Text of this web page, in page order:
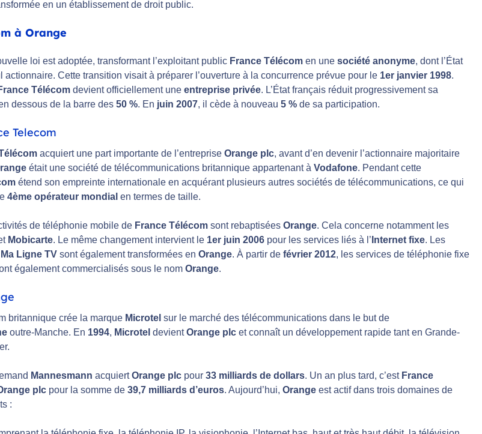
en un établissement de droit public.
à Orange
loi est adoptée, transformant l’exploitant public France Télécom en une société anonyme, dont l’État
actionnaire. Cette transition visait à préparer l’ouverture à la concurrence prévue pour le 1er janvier 1998.
Télécom devient officiellement une entreprise privée. L’État français réduit progressivement sa
dessous de la barre des 50 %. En juin 2007, il cède à nouveau 5 % de sa participation.
Telecom
acquiert une part importante de l’entreprise Orange plc, avant d’en devenir l’actionnaire majoritaire
était une société de télécommunications britannique appartenant à Vodafone. Pendant cette
étend son empreinte internationale en acquérant plusieurs autres sociétés de télécommunications, ce qui
4ème opérateur mondial en termes de taille.
de téléphonie mobile de France Télécom sont rebaptisées Orange. Cela concerne notamment les
Mobicarte. Le même changement intervient le 1er juin 2006 pour les services liés à l’ Internet fixe. Les
Ma Ligne TV sont également transformées en Orange. À partir de février 2012, les services de téléphonie fixe
également commercialisés sous le nom Orange.
britannique crée la marque Microtel sur le marché des télécommunications dans le but de
outre-Manche. En 1994, Microtel devientOrange plc et connaît un développement rapide tant en Grande-
Mannesmann acquiertOrange plc pour 33 milliards de dollars. Un an plus tard, c’est France
plc pour la somme de 39,7 milliards d’euros. Aujourd’hui, Orange est actif dans trois domaines de
: